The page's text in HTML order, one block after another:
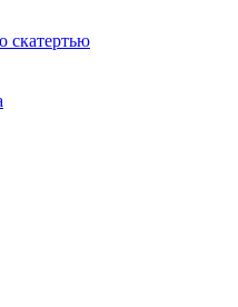
скатертью